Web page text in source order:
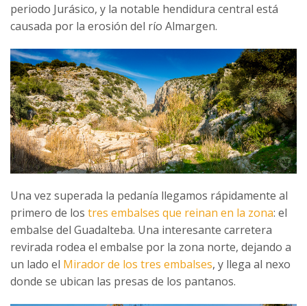
periodo Jurásico, y la notable hendidura central está
causada por la erosión del río Almargen.
Una vez superada la pedanía llegamos rápidamente al
primero de los tres embalses que reinan en la zona: el
embalse del Guadalteba. Una interesante carretera
revirada rodea el embalse por la zona norte, dejando a
un lado el Mirador de los tres embalses, y llega al nexo
donde se ubican las presas de los pantanos.